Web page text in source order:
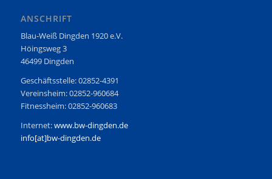
ANSCHRIFT
Blau-Weiß Dingden 1920 e.V.
Höingsweg 3
46499 Dingden
Geschäftsstelle: 02852-4391
Vereinsheim: 02852-960684
Fitnessheim: 02852-960683
Internet:www.bw-dingden.de
info[at]bw-dingden.de